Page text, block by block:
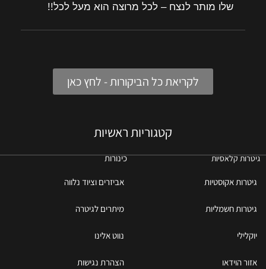
שלו מותר לנצח – לכל מרוצה הוא מעל לכל!!
לקריאת כל הביקורות - לחץ כאן
קטגוריות ראשיות
גיטרות קלאסיות כינורות
גיטרות אקוסטיות אביזרים וציוד נלווה
גיטרות חשמליות מיתרים לגיטרה
יוקלילי נווט אלינו
אזור הוידאו הצהרת נגישות